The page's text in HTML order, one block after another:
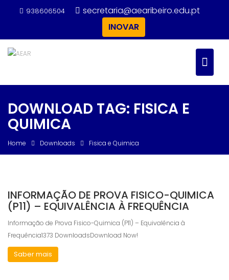
938606504
secretaria@aearibeiro.edu.pt
INOVAR
DOWNLOAD TAG: FISICA E
QUIMICA
Home Downloads Fisica e Quimica
INFORMAÇÃO DE PROVA FISICO-QUIMICA
(P11) – EQUIVALÊNCIA À FREQUÊNCIA
Informação de Prova Fisico-Quimica (P11) – Equivalência à
Frequência1373 DownloadsDownload Now!
Saber mais